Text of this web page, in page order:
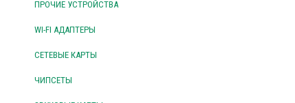
ПРОЧИЕ УСТРОЙСТВА
WI-FI АДАПТЕРЫ
СЕТЕВЫЕ КАРТЫ
ЧИПСЕТЫ